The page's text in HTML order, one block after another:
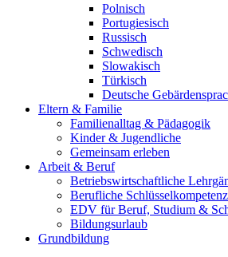
Polnisch
Portugiesisch
Russisch
Schwedisch
Slowakisch
Türkisch
Deutsche
Eltern & Familie
Familienalltag & Pädagogik
Kinder & Jugendliche
Gemeinsam erleben
Arbeit & Beruf
Betriebswirtschaftliche
Berufliche
EDV für Beruf, Studium &
Bildungsurlaub
Grundbildung